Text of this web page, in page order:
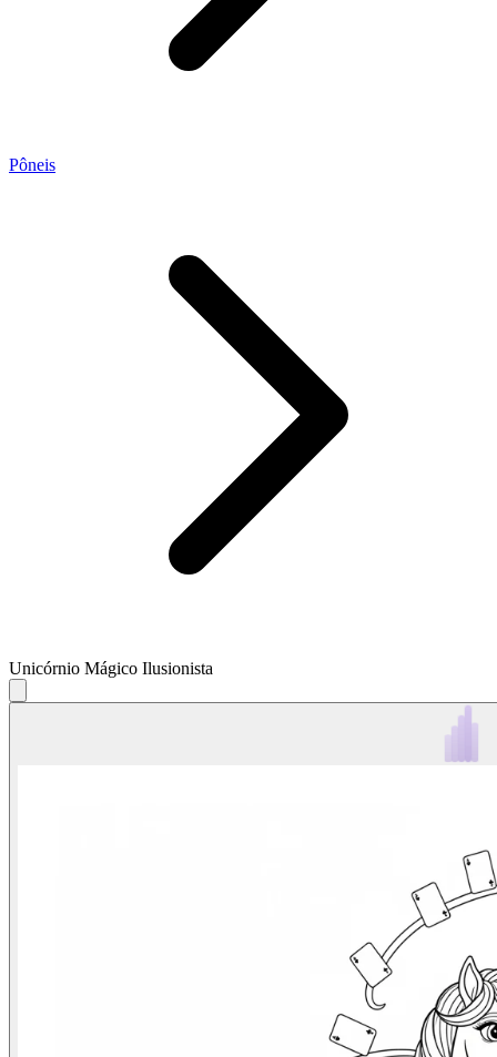
Pôneis
Unicórnio Mágico Ilusionista